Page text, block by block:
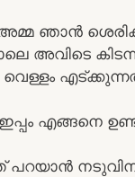
അമ്മ ഞാൻ
അവിടെ
ഇപ്പം എങ്ങനെ
പറയാൻ